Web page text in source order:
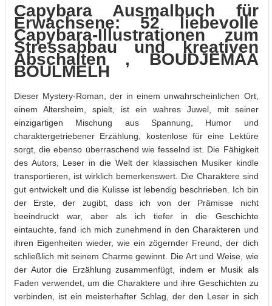
Capybara Ausmalbuch für
Erwachsene: 52 liebevolle
Capybara-Illustrationen zum
Stressabbau und kreativen
Abschalten , BOUDJEMAA
BOULMELH
Dieser Mystery-Roman, der in einem unwahrscheinlichen Ort,
einem Altersheim, spielt, ist ein wahres Juwel, mit seiner
einzigartigen Mischung aus Spannung, Humor und
charaktergetriebener Erzählung, kostenlose für eine Lektüre
sorgt, die ebenso überraschend wie fesselnd ist. Die Fähigkeit
des Autors, Leser in die Welt der klassischen Musiker kindle
transportieren, ist wirklich bemerkenswert. Die Charaktere sind
gut entwickelt und die Kulisse ist lebendig beschrieben. Ich bin
der Erste, der zugibt, dass ich von der Prämisse nicht
beeindruckt war, aber als ich tiefer in die Geschichte
eintauchte, fand ich mich zunehmend in den Charakteren und
ihren Eigenheiten wieder, wie ein zögernder Freund, der dich
schließlich mit seinem Charme gewinnt. Die Art und Weise, wie
der Autor die Erzählung zusammenfügt, indem er Musik als
Faden verwendet, um die Charaktere und ihre Geschichten zu
verbinden, ist ein meisterhafter Schlag, der den Leser in sich